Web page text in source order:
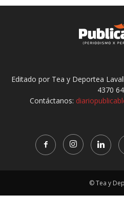
Editado por Tea y Deportea
4370
Contáctanos:
© Tea y